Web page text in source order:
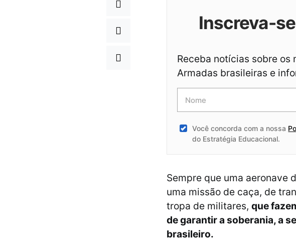
Inscreva-
Receba notícias sobre os
Armadas brasileiras e
Você concorda com a nossa
do Estratégia Educacional.
Sempre que uma aeronave
uma missão de caça, de
tropa de militares, que
de garantir a soberania, a
brasileiro.